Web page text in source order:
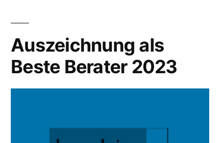
Auszeichnung als
Beste Berater 2023